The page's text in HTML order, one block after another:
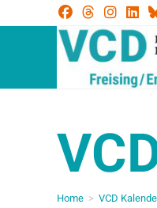
Home > VCD